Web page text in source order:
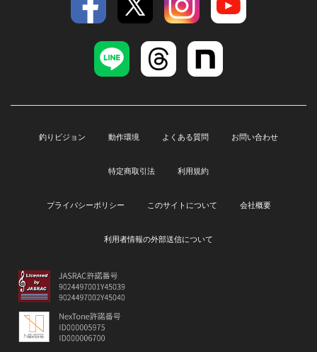
釣りビジョン 動作環境 よくある質問 お問い合わせ
特定商取引法 利用規約
プライバシーポリシー このサイトについて 会社概要
利用者情報の外部送信について